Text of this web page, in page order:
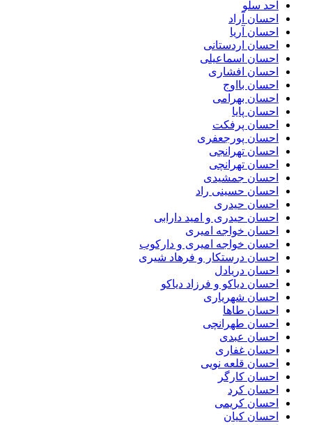
احد سلو
احسان آراد
احسان آریا
احسان اردستانی
احسان اسماعیلی
احسان افشاری
احسان بااوج
احسان بهرامی
احسان پایا
احسان پرفکت
احسان پورجعفری
احسان تهرانجی
احسان تهرانچی
احسان جمشیدی
احسان حسینی راد
احسان حیدری
احسان حیدری و امید دارابی
احسان خواجه امیری
احسان خواجه امیری و دارکوب
احسان درستكار و فرهاد شيرى
احسان دریادل
احسان دیاکو و فرزاد دیاکو
احسان شهریاری
احسان طاها
احسان طهرانچی
احسان عبدی
احسان غفاری
احسان قلعه نویی
احسان کارگر
احسان کرد
احسان کریمی
احسان کیان